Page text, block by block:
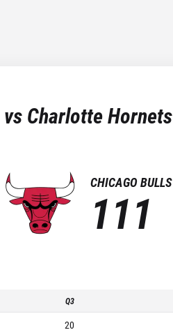
vs Charlotte Hornets
CHICAGO BULLS
111
Q3
20